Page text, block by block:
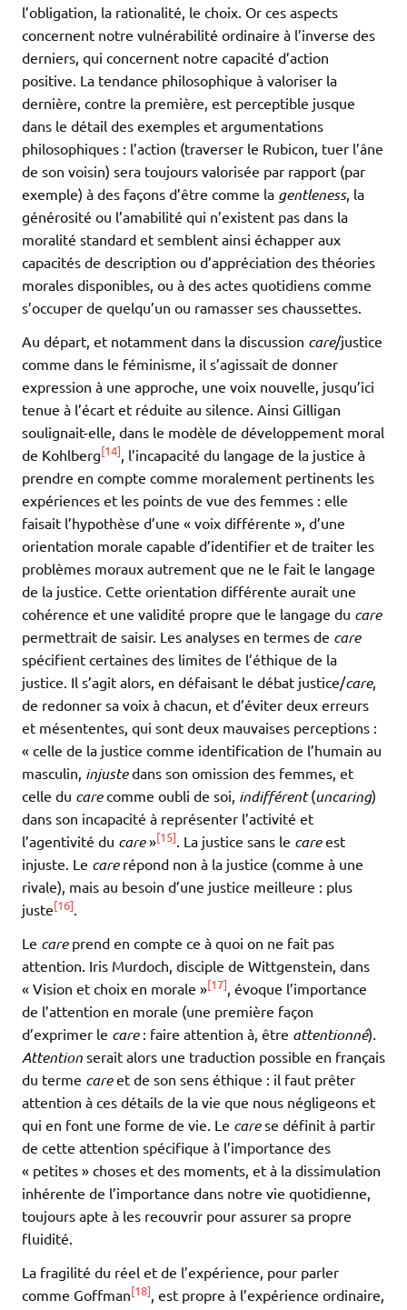
l’obligation, la rationalité, le choix. Or ces aspects
concernent notre vulnérabilité ordinaire à l’inverse des
derniers, qui concernent notre capacité d’action
positive. La tendance philosophique à valoriser la
dernière, contre la première, est perceptible jusque
dans le détail des exemples et argumentations
philosophiques : l’action (traverser le Rubicon, tuer l’âne
de son voisin) sera toujours valorisée par rapport (par
exemple) à des façons d’être comme la gentleness, la
générosité ou l’amabilité qui n’existent pas dans la
moralité standard et semblent ainsi échapper aux
capacités de description ou d’appréciation des théories
morales disponibles, ou à des actes quotidiens comme
s’occuper de quelqu’un ou ramasser ses chaussettes.
Au départ, et notamment dans la discussion care/justice
comme dans le féminisme, il s’agissait de donner
expression à une approche, une voix nouvelle, jusqu’ici
tenue à l’écart et réduite au silence. Ainsi Gilligan
soulignait-elle, dans le modèle de développement moral
de Kohlberg[14], l’incapacité du langage de la justice à
prendre en compte comme moralement pertinents les
expériences et les points de vue des femmes : elle
faisait l’hypothèse d’une « voix différente », d’une
orientation morale capable d’identifier et de traiter les
problèmes moraux autrement que ne le fait le langage
de la justice. Cette orientation différente aurait une
cohérence et une validité propre que le langage du care
permettrait de saisir. Les analyses en termes de care
spécifient certaines des limites de l’éthique de la
justice. Il s’agit alors, en défaisant le débat justice/care,
de redonner sa voix à chacun, et d’éviter deux erreurs
et mésententes, qui sont deux mauvaises perceptions :
« celle de la justice comme identification de l’humain au
masculin, injustedans son omission des femmes, et
celle du carecomme oubli de soi, indifférent(uncaring)
dans son incapacité à représenter l’activité et
l’agentivité du care»[15]. La justice sans le careest
injuste. Le carerépond non à la justice (comme à une
rivale), mais au besoin d’une justice meilleure : plus
juste[16].
Le careprend en compte ce à quoi on ne fait pas
attention. Iris Murdoch, disciple de Wittgenstein, dans
« Vision et choix en morale »[17], évoque l’importance
de l’attention en morale (une première façon
d’exprimer le care: faire attention à, être attentionné).
Attention serait alors une traduction possible en français
du terme careet de son sens éthique : il faut prêter
attention à ces détails de la vie que nous négligeons et
qui en font une forme de vie. Le carese définit à partir
de cette attention spécifique à l’importance des
« petites » choses et des moments, et à la dissimulation
inhérente de l’importance dans notre vie quotidienne,
toujours apte à les recouvrir pour assurer sa propre
fluidité.
La fragilité du réel et de l’expérience, pour parler
comme Goffman[18], est propre à l’expérience ordinaire,